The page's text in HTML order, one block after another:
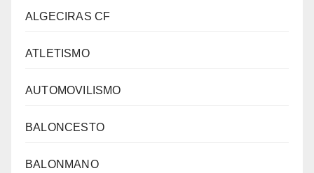
ALGECIRAS CF
ATLETISMO
AUTOMOVILISMO
BALONCESTO
BALONMANO